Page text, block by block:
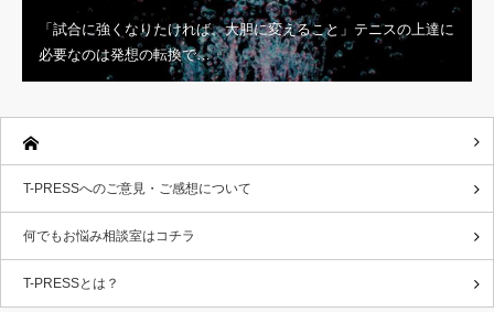
「試合に強くなりたければ、大胆に変えること」テニスの上達に
必要なのは発想の転換で…
T-PRESSへのご意見・ご感想について
何でもお悩み相談室はコチラ
T-PRESSとは？